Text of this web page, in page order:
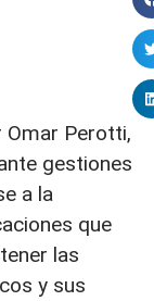
Omar Perotti,
gestiones
a la
que
las
y sus